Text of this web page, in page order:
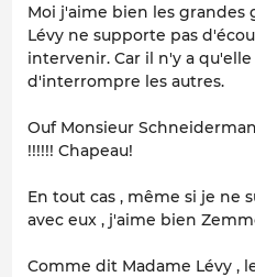
Moi j'aime bien les grandes
Lévy ne supporte pas
intervenir. Car il n'y a
d'interrompre les autres.
Ouf Monsieur
!!!!!! Chapeau!
En tout cas , même si je ne
avec eux , j'aime bien
Comme dit Madame Lévy ,